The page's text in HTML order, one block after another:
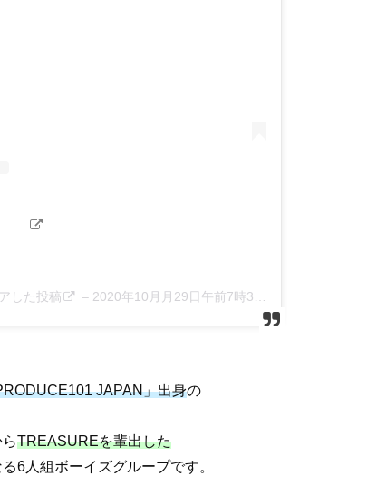
した投稿 – 2020年10月月29日午前7時31分PDT
JAPAN」出身の
TREASUREを輩出した
6人組ボーイズグループです。